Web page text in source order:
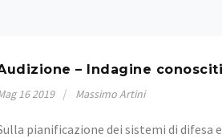
– Indagine
162019 Massimo Artini
pianificazione dei sistemi di